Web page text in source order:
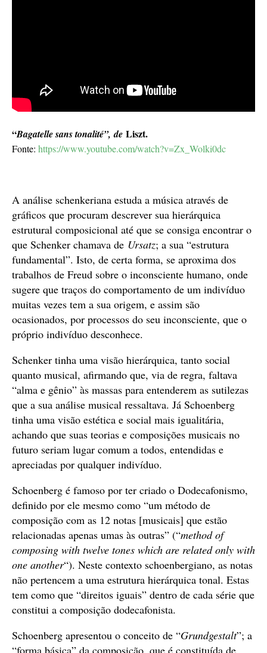
“Bagatelle sans tonalité”, de Liszt.
Fonte: https://www.youtube.com/watch?v=Zx_Wolki0dc
A análise schenkeriana estuda a música através de
gráficos que procuram descrever sua hierárquica
estrutural composicional até que se consiga encontrar o
que Schenker chamava de Ursatz; a sua “estrutura
fundamental”. Isto, de certa forma, se aproxima dos
trabalhos de Freud sobre o inconsciente humano, onde
sugere que traços do comportamento de um indivíduo
muitas vezes tem a sua origem, e assim são
ocasionados, por processos do seu inconsciente, que o
próprio indivíduo desconhece.
Schenker tinha uma visão hierárquica, tanto social
quanto musical, afirmando que, via de regra, faltava
“alma e gênio” às massas para entenderem as sutilezas
que a sua análise musical ressaltava. Já Schoenberg
tinha uma visão estética e social mais igualitária,
achando que suas teorias e composições musicais no
futuro seriam lugar comum a todos, entendidas e
apreciadas por qualquer indivíduo.
Schoenberg é famoso por ter criado o Dodecafonismo,
definido por ele mesmo como “um método de
composição com as 12 notas [musicais] que estão
relacionadas apenas umas às outras” (“method of
composing with twelve tones which are related only with
one another“). Neste contexto schoenbergiano, as notas
não pertencem a uma estrutura hierárquica tonal. Estas
tem como que “direitos iguais” dentro de cada série que
constitui a composição dodecafonista.
Schoenberg apresentou o conceito de “Grundgestalt”; a
“forma básica” da composição, que é constituída de